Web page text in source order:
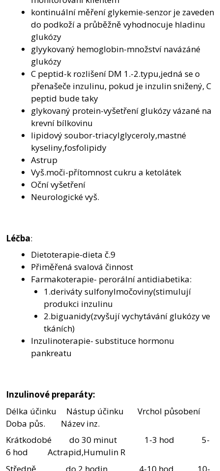
kontinuální měření glykemie-senzor je zaveden
do podkoží a průběžně vyhodnocuje hladinu
glukózy
glyykovaný hemoglobin-množství navázáné
glukózy
C peptid-k rozlišení DM 1.-2.typu,jedná se o
přenašeče inzulinu, pokud je inzulin snižený, C
peptid bude taky
glykovaný protein-vyšetření glukózy vázané na
krevní bílkovinu
lipidový soubor-triacylglyceroly,mastné
kyseliny,fosfolipidy
Astrup
Vyš.moči-přítomnost cukru a ketolátek
Oční vyšetření
Neurologické vyš.
Léčba:
Dietoterapie-dieta č.9
Přiměřená svalová činnost
Farmakoterapie- perorální antidiabetika:
1.deriváty sulfonylmočoviny(stimulují
produkci inzulinu
2.biguanidy(zvyšují vychytávání glukózy ve
tkáních)
Inzulinoterapie- substituce hormonu
pankreatu
Inzulinové preparáty:
Délka účinku Nástup účinku Vrchol působení
Doba půs. Název inz.
Krátkodobé do 30 minut 1-3 hod 5-
6 hod Actrapid,Humulin R
Středně do 2 hodin 4-10 hod 10-